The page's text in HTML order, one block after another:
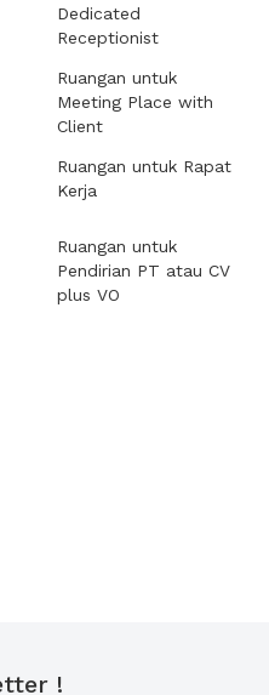
Dedicated
Receptionist
Ruangan untuk
Meeting Place with
Client
Ruangan untuk Rapat
Kerja
Ruangan untuk
Pendirian PT atau CV
plus VO
!